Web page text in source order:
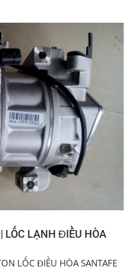
LỐC LẠNH ĐIỀU HÒA
LỐC ĐIỀU HÒA SANTAFE